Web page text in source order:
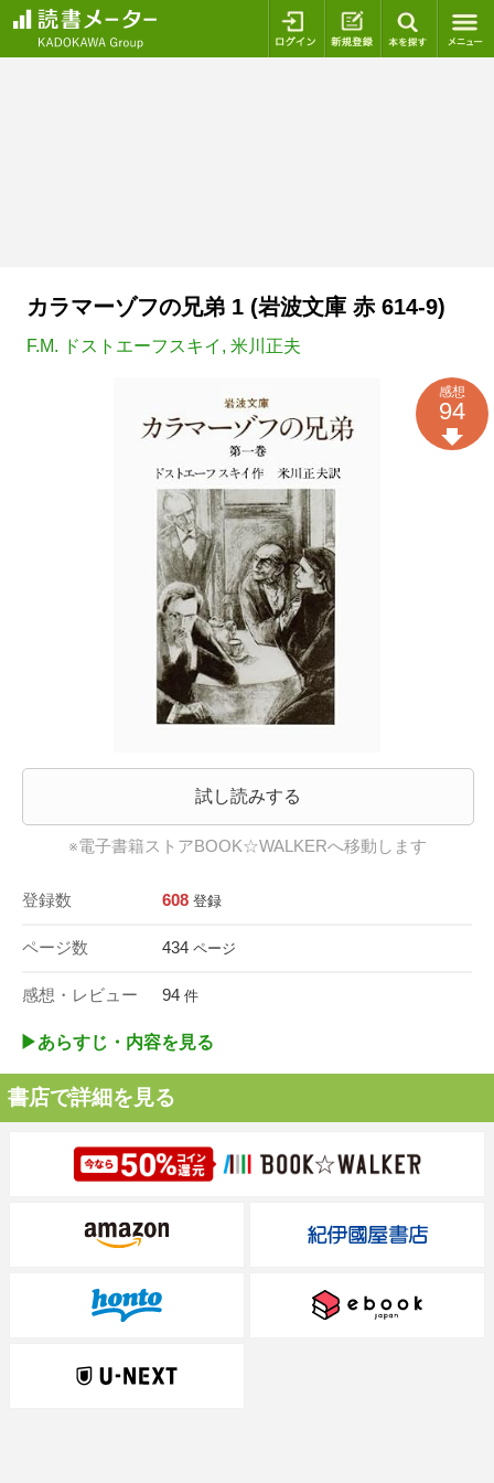
ログイン 新規登録
カラマーゾフの兄弟 1 (岩波文庫 赤 614-9)
F.M. ドストエーフスキイ , 米川正夫
試し読みする
※電子書籍ストアBOOK☆WALKERへ移動します
登録数 608 登録
ページ数 434 ページ
感想・レビュー 94 件
感想
94
▶︎あらすじ・内容を見る
書店で詳細を見る